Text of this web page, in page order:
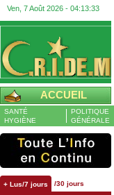
Ven, 7 Août 2026 - 04:13:34
ACCUEIL
SANTÉ
HYGIÈNE
POLITIQUE
GÉNÉRALE
+ Lus/7 jours /30 jours